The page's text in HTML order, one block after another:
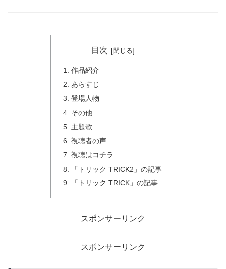
目次
作品紹介
あらすじ
登場人物
その他
主題歌
視聴者の声
視聴はコチラ
「トリック TRICK2」の記事
「トリック TRICK」の記事
スポンサーリンク
スポンサーリンク